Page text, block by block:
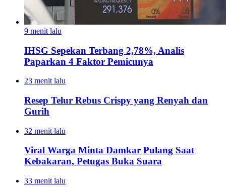
9 menit lalu
IHSG Sepekan Terbang 2,78%, Analis
Paparkan 4 Faktor Pemicunya
23 menit lalu
Resep Telur Rebus Crispy yang Renyah dan
Gurih
32 menit lalu
Viral Warga Minta Damkar Pulang Saat
Kebakaran, Petugas Buka Suara
33 menit lalu